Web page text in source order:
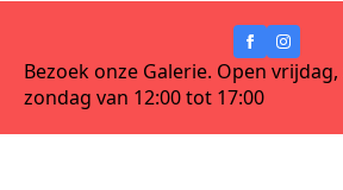
Bezoek onze Galerie. Open
zondag van 12:00 tot 17:00